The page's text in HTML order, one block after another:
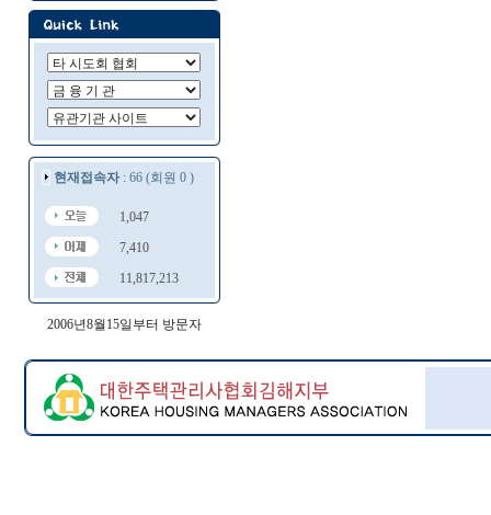
현재접속자: 66 (회원 0 )
1,047
7,410
11,817,213
2006년8월15일부터 방문자